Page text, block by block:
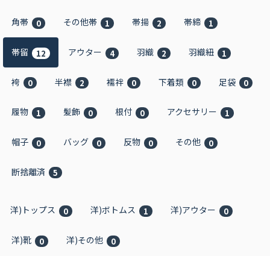
角帯 0 その他帯 1 帯揚 2 帯締 1
帯留 12 アウター 4 羽織 2 羽織紐 1
袴 0 半襟 2 襦袢 0 下着類 0 足袋 0
履物 1 髪飾 0 根付 0 アクセサリー 1
帽子 0 バッグ 0 反物 0 その他 0
断捨離済 5
洋)トップス 0 洋)ボトムス 1 洋)アウター 0
洋)靴 0 洋)その他 0